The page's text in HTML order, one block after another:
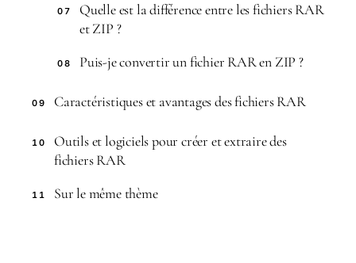
07
Quelle est la différence entre les fichiers RAR
et ZIP ?
08 Puis-je convertir un fichier RAR en ZIP ?
09 Caractéristiques et avantages des fichiers RAR
10
Outils et logiciels pour créer et extraire des
fichiers RAR
11 Sur le même thème